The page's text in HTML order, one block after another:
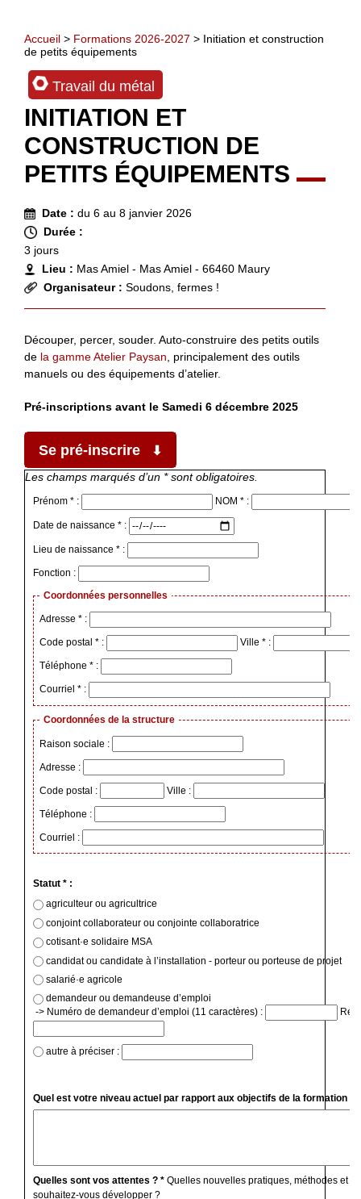
Accueil > Formations 2026-2027 > Initiation et construction
de petits équipements
Travail du métal
INITIATION ET
CONSTRUCTION DE
PETITS ÉQUIPEMENTS
Date : du 6 au 8 janvier 2026
Durée :
3 jours
Lieu : Mas Amiel - Mas Amiel - 66460 Maury
Organisateur : Soudons, fermes !
Découper, percer, souder. Auto-construire des petits outils
de la gamme Atelier Paysan , principalement des outils
manuels ou des équipements d’atelier.
Pré-inscriptions avant le Samedi 6 décembre 2025
Se pré-inscrire
Les champs marqués d’un * sont obligatoires.
Prénom * : NOM * :
Date de naissance * :
Lieu de naissance * :
Fonction :
Coordonnées personnelles
Adresse * :
Code postal * : Ville * :
Téléphone * :
Courriel * :
Coordonnées de la structure
Raison sociale :
Adresse :
Code postal : Ville :
Téléphone :
Courriel :
Statut * :
agriculteur ou agricultrice
conjoint collaborateur ou conjointe collaboratrice
cotisant·e solidaire MSA
candidat ou candidate à l’installation - porteur ou porteuse de projet
salarié·e agricole
demandeur ou demandeuse d’emploi
-> Numéro de demandeur d’emploi (11 caractères) :
autre à préciser :
Quel est votre niveau actuel par rapport aux objectifs de la formation ? *
Quelles sont vos attentes ? *Quelles nouvelles pratiques, méthodes et
souhaitez-vous développer ?